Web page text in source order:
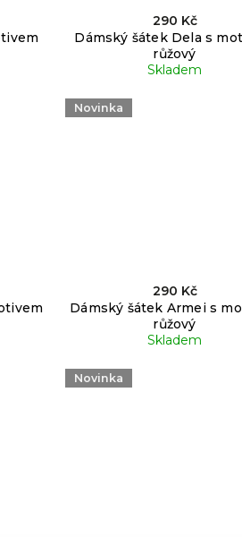
Dámský šátek Dela s
růžový
Skladem
290 Kč
Novinka
Dámský šátek Armei s
růžový
Skladem
290 Kč
Novinka